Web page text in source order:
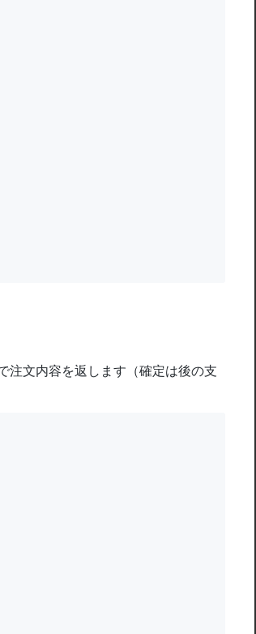
注文内容を返します（確定は後の支